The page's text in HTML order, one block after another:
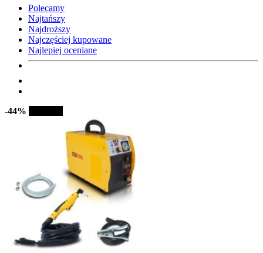
Polecamy
Najtańszy
Najdroższy
Najczęściej kupowane
Najlepiej oceniane
-44%